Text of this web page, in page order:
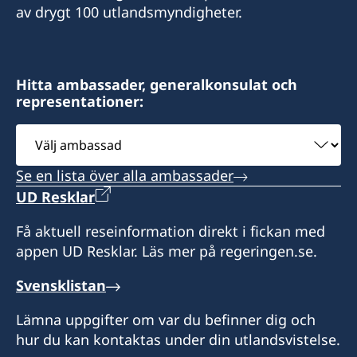
Sveriges konsulat
St. George
GRENADA
Honorärkonsul
Shireen J. Wilkinson
av drygt 100 utlandsmyndigheter.
Hitta ambassader, generalkonsulat och
representationer:
Välj
ambassad
Se en lista över alla ambassader
UD Resklar
Få aktuell reseinformation direkt i fickan med
appen UD Resklar. Läs mer på regeringen.se.
Svensklistan
Lämna uppgifter om var du befinner dig och
hur du kan kontaktas under din utlandsvistelse.